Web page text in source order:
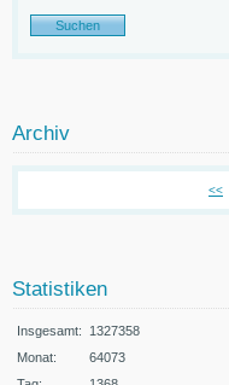
Archiv
<<
Statistiken
Insgesamt: 1327358
Monat:
64073